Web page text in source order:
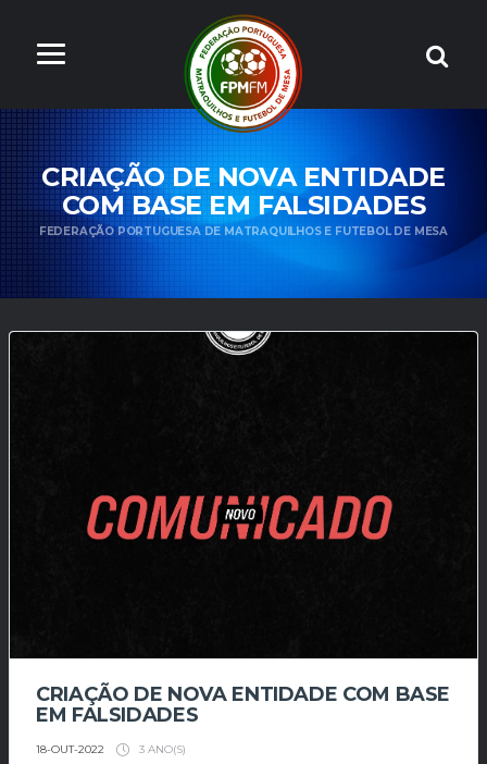
CRIAÇÃO DE NOVA ENTIDADE
COM BASE EM FALSIDADES
FEDERAÇÃO PORTUGUESA DE MATRAQUILHOS E FUTEBOL DE MESA
CRIAÇÃO DE NOVA ENTIDADE COM BASE
EM FALSIDADES
18-OUT-2022 3 ANO(S)